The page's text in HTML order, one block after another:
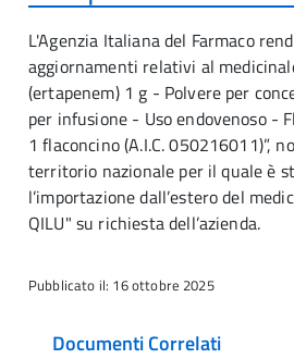
L'Agenzia Italiana del Farmaco
aggiornamenti relativi al
(ertapenem) 1 g - Polvere per
per infusione - Uso endovenoso -
1 flaconcino (A.I.C. 050216011)”,
territorio nazionale per il quale è
l’importazione dall’estero del
QILU" su richiesta dell’azienda.
Pubblicato il: 16 ottobre 2025
Documenti Correlati